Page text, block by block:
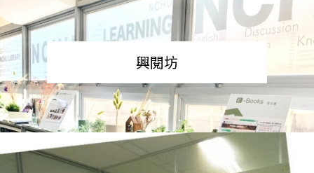
興閱坊